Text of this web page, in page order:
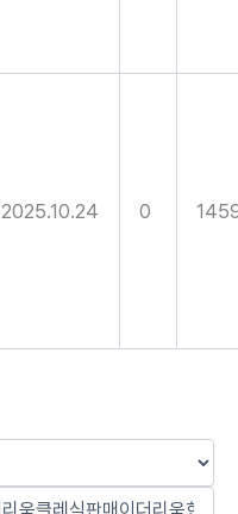
2025.10.24 0